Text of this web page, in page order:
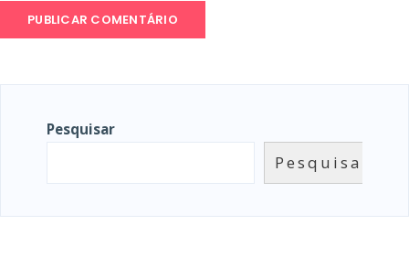
Pesquisar
Pesquisar